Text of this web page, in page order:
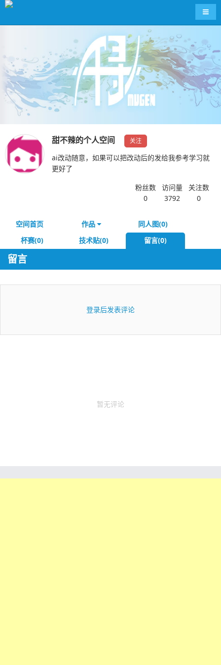
导航
甜不辣的个人空间 关注
ai改动随意，如果可以把改动后的发给我参考学习就
更好了
粉丝数
0
访问量
3792
关注数
0
空间首页 作品
同人图(0)
杯赛(0)
技术贴(0) 留言(0)
留言
登录后发表评论
暂无评论